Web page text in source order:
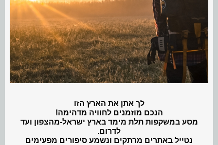
לך אתן את הארץ הזו
הנכם מוזמנים לחוויה מדהימה!
מסע במשקפות תלת מימד בארץ ישראל-מהצפון ועד
לדרום.
נטייל באתרים מרתקים ונשמע סיפורים מפעימים